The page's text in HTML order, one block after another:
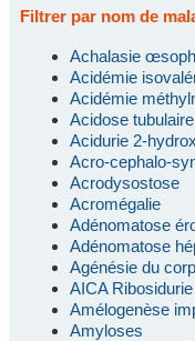
Filtrer par nom de
Achalasie
Acidémie
Acidémie
Acidose
Acidurie 2-
Acro-cephalo-
Acrodysostose
Acromégalie
Adénomatose
Adénomatose
Agénésie du
AICA Ribosidurie
Amélogenèse
Amyloses